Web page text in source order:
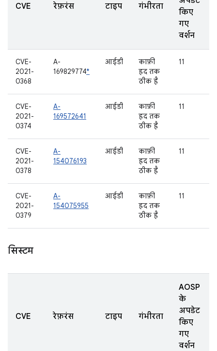
CVE रेफ़रंस टाइप गंभीरता
किए
गए
वर्शन
CVE-
2021-
0368
A-
169829774*
आईडी
काफ़ी
हद तक
ठीक है
11
CVE-
2021-
0374
A-
169572641
आईडी
काफ़ी
हद तक
ठीक है
11
CVE-
2021-
0378
A-
154076193
आईडी
काफ़ी
हद तक
ठीक है
11
CVE-
2021-
0379
A-
154075955
आईडी
काफ़ी
हद तक
ठीक है
11
सिस्टम
CVE रेफ़रंस टाइप गंभीरता
AOSP
के
अपडेट
किए
गए
वर्शन